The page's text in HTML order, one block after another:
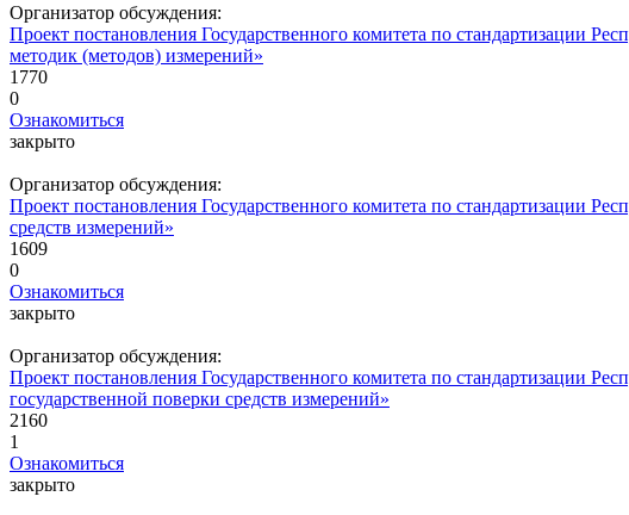
Организатор обсуждения:
Проект постановления Государственного комитета по стандартизации
методик (методов) измерений»
1770
0
Ознакомиться
закрыто
Организатор обсуждения:
Проект постановления Государственного комитета по стандартизации
средств измерений»
1609
0
Ознакомиться
закрыто
Организатор обсуждения:
Проект постановления Государственного комитета по стандартизации
государственной поверки средств измерений»
2160
1
Ознакомиться
закрыто